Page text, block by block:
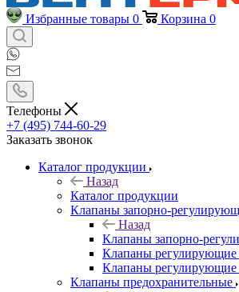
Избранные товары 0 Корзина 0
Телефоны
+7 (495) 744-60-29
Заказать звонок
Каталог продукции
Назад
Каталог продукции
Клапаны запорно-
Назад
Клапаны запорно-
Клапаны регулирующие
Клапаны
Клапаны предохранительные